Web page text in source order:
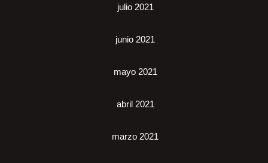
julio 2021
junio 2021
mayo 2021
abril 2021
marzo 2021